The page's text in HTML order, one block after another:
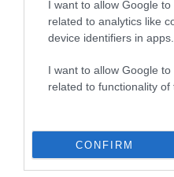
I want to allow Google
related to analytics like
device identifiers in apps.
I want to allow Google
related to functionality of
CONFIRM
2026-08-08.
Takácsatka elleni
meg a növényeidet